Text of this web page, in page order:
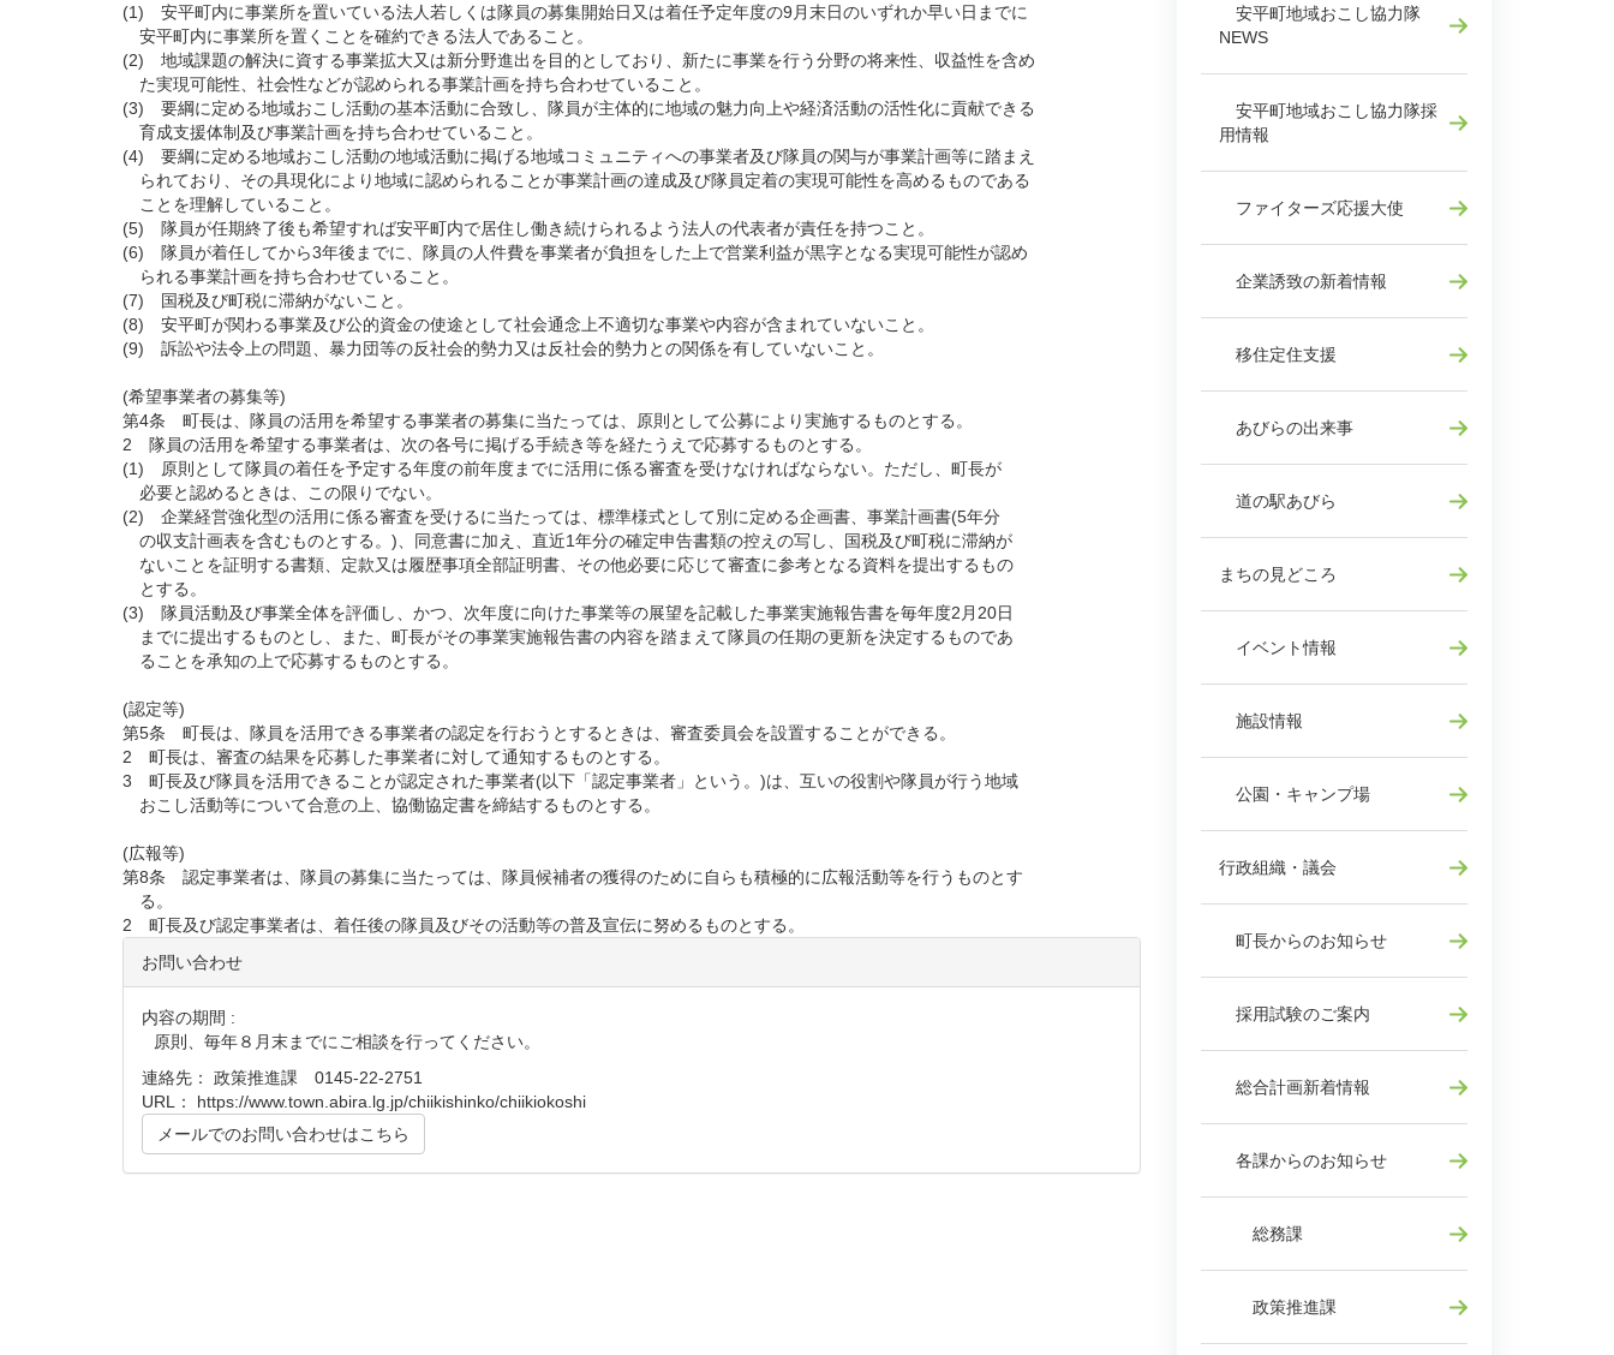
(1) 安平町内に事業所を置いている法人若しくは隊員の募集開始日又は着任予定年度の9月末日のいずれか早い日までに
安平町内に事業所を置くことを確約できる法人であること。
(2) 地域課題の解決に資する事業拡大又は新分野進出を目的としており、新たに事業を行う分野の将来性、収益性を含め
た実現可能性、社会性などが認められる事業計画を持ち合わせていること。
(3) 要綱に定める地域おこし活動の基本活動に合致し、隊員が主体的に地域の魅力向上や経済活動の活性化に貢献できる
育成支援体制及び事業計画を持ち合わせていること。
(4) 要綱に定める地域おこし活動の地域活動に掲げる地域コミュニティへの事業者及び隊員の関与が事業計画等に踏まえ
られており、その具現化により地域に認められることが事業計画の達成及び隊員定着の実現可能性を高めるものである
ことを理解していること。
(5) 隊員が任期終了後も希望すれば安平町内で居住し働き続けられるよう法人の代表者が責任を持つこと。
(6) 隊員が着任してから3年後までに、隊員の人件費を事業者が負担をした上で営業利益が黒字となる実現可能性が認め
られる事業計画を持ち合わせていること。
(7) 国税及び町税に滞納がないこと。
(8) 安平町が関わる事業及び公的資金の使途として社会通念上不適切な事業や内容が含まれていないこと。
(9) 訴訟や法令上の問題、暴力団等の反社会的勢力又は反社会的勢力との関係を有していないこと。
(希望事業者の募集等)
第4条 町長は、隊員の活用を希望する事業者の募集に当たっては、原則として公募により実施するものとする。
2 隊員の活用を希望する事業者は、次の各号に掲げる手続き等を経たうえで応募するものとする。
(1) 原則として隊員の着任を予定する年度の前年度までに活用に係る審査を受けなければならない。ただし、町長が
必要と認めるときは、この限りでない。
(2) 企業経営強化型の活用に係る審査を受けるに当たっては、標準様式として別に定める企画書、事業計画書(5年分
の収支計画表を含むものとする。)、同意書に加え、直近1年分の確定申告書類の控えの写し、国税及び町税に滞納が
ないことを証明する書類、定款又は履歴事項全部証明書、その他必要に応じて審査に参考となる資料を提出するもの
とする。
(3) 隊員活動及び事業全体を評価し、かつ、次年度に向けた事業等の展望を記載した事業実施報告書を毎年度2月20日
までに提出するものとし、また、町長がその事業実施報告書の内容を踏まえて隊員の任期の更新を決定するものであ
ることを承知の上で応募するものとする。
(認定等)
第5条 町長は、隊員を活用できる事業者の認定を行おうとするときは、審査委員会を設置することができる。
2 町長は、審査の結果を応募した事業者に対して通知するものとする。
3 町長及び隊員を活用できることが認定された事業者(以下「認定事業者」という。)は、互いの役割や隊員が行う地域
おこし活動等について合意の上、協働協定書を締結するものとする。
(広報等)
第8条 認定事業者は、隊員の募集に当たっては、隊員候補者の獲得のために自らも積極的に広報活動等を行うものとす
る。
2 町長及び認定事業者は、着任後の隊員及びその活動等の普及宣伝に努めるものとする。
お問い合わせ
内容の期間 :
原則、毎年８月末までにご相談を行ってください。
連絡先： 政策推進課 0145-22-2751
URL： https://www.town.abira.lg.jp/chiikishinko/chiikiokoshi
メールでのお問い合わせはこちら
安平町地域おこし協力隊
NEWS
安平町地域おこし協力隊採
用情報
ファイターズ応援大使
企業誘致の新着情報
移住定住支援
あびらの出来事
道の駅あびら
まちの見どころ
イベント情報
施設情報
公園・キャンプ場
行政組織・議会
町長からのお知らせ
採用試験のご案内
総合計画新着情報
各課からのお知らせ
総務課
政策推進課